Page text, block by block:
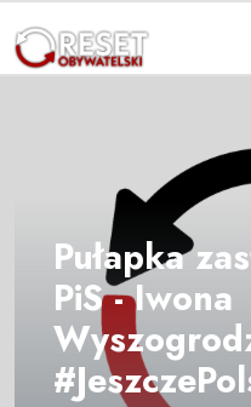
Pułapka
PiS - Iwona